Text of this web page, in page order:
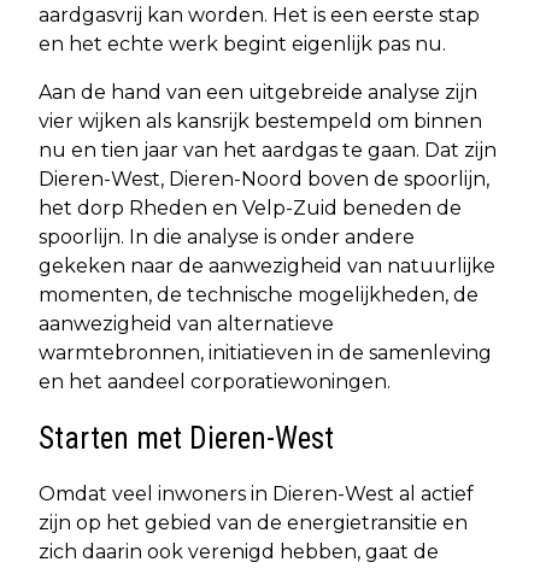
aardgasvrij kan worden. Het is een eerste stap
en het echte werk begint eigenlijk pas nu.
Aan de hand van een uitgebreide analyse zijn
vier wijken als kansrijk bestempeld om binnen
nu en tien jaar van het aardgas te gaan. Dat zijn
Dieren-West, Dieren-Noord boven de spoorlijn,
het dorp Rheden en Velp-Zuid beneden de
spoorlijn. In die analyse is onder andere
gekeken naar de aanwezigheid van natuurlijke
momenten, de technische mogelijkheden, de
aanwezigheid van alternatieve
warmtebronnen, initiatieven in de samenleving
en het aandeel corporatiewoningen.
Starten met Dieren-West
Omdat veel inwoners in Dieren-West al actief
zijn op het gebied van de energietransitie en
zich daarin ook verenigd hebben, gaat de